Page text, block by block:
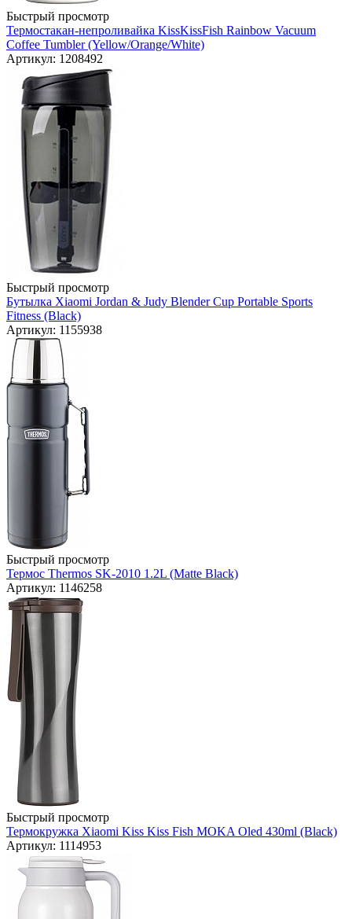
Быстрый просмотр
Термостакан-непроливайка KissKissFish Rainbow Vacuum
Coffee Tumbler (Yellow/Orange/White)
Артикул: 1208492
Быстрый просмотр
Бутылка Xiaomi Jordan & Judy Blender Cup Portable Sports
Fitness (Black)
Артикул: 1155938
Быстрый просмотр
Термос Thermos SK-2010 1.2L (Matte Black)
Артикул: 1146258
Быстрый просмотр
Термокружка Xiaomi Kiss Kiss Fish MOKA Oled 430ml (Black)
Артикул: 1114953